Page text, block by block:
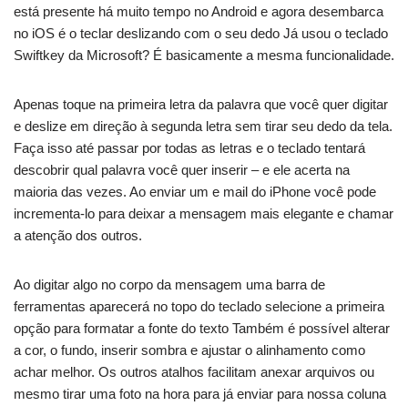
está presente há muito tempo no Android e agora desembarca
no iOS é o teclar deslizando com o seu dedo Já usou o teclado
Swiftkey da Microsoft? É basicamente a mesma funcionalidade.
Apenas toque na primeira letra da palavra que você quer digitar
e deslize em direção à segunda letra sem tirar seu dedo da tela.
Faça isso até passar por todas as letras e o teclado tentará
descobrir qual palavra você quer inserir – e ele acerta na
maioria das vezes. Ao enviar um e mail do iPhone você pode
incrementa-lo para deixar a mensagem mais elegante e chamar
a atenção dos outros.
Ao digitar algo no corpo da mensagem uma barra de
ferramentas aparecerá no topo do teclado selecione a primeira
opção para formatar a fonte do texto Também é possível alterar
a cor, o fundo, inserir sombra e ajustar o alinhamento como
achar melhor. Os outros atalhos facilitam anexar arquivos ou
mesmo tirar uma foto na hora para já enviar para nossa coluna